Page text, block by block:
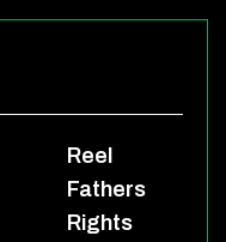
Reel
Fathers
Rights